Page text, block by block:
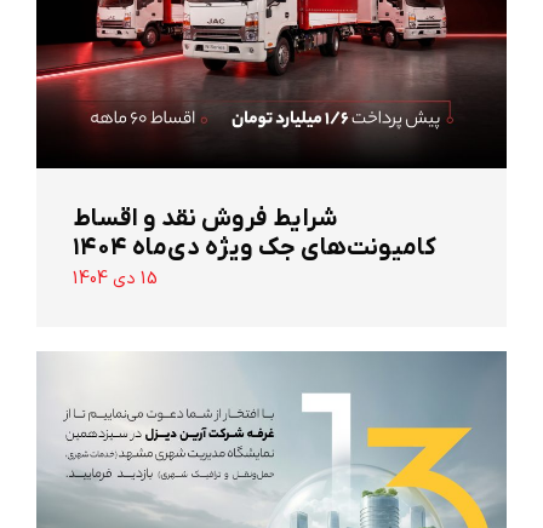
شرایط فروش نقد و اقساط
کامیونت‌های جک ویژه دی‌ماه ۱۴۰۴
15 دی 1404